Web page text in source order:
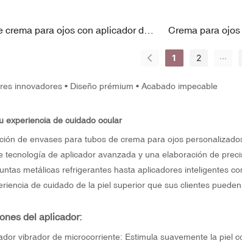
crema para ojos con aplicador de
Crema para ojos
T, logotipo
1 2 ...
innovadores • Diseño prémium • Acabado impecable
experiencia de cuidado ocular
de envases para tubos de crema para ojos
tecnología de aplicador avanzada y una elaboración de
metálicas refrigerantes hasta aplicadores inteligentes
de cuidado de la piel superior que sus clientes
del aplicador:
vibrador de microcorriente: Estimula suavemente la piel